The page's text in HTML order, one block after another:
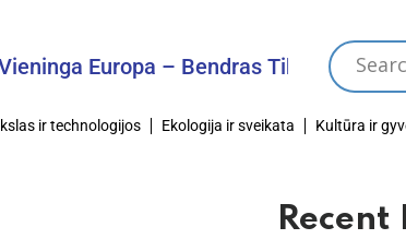
Europa – Bendras Tikslas
ir technologijos Ekologija ir sveikata Kultūra ir
Recent